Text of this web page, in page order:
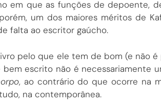
em que as funções de depoente,
um dos maiores méritos de
falta ao escritor gaúcho.
pelo que ele tem de bom (e não
escrito não é necessariamente
, ao contrário do que ocorre na
na contemporânea.